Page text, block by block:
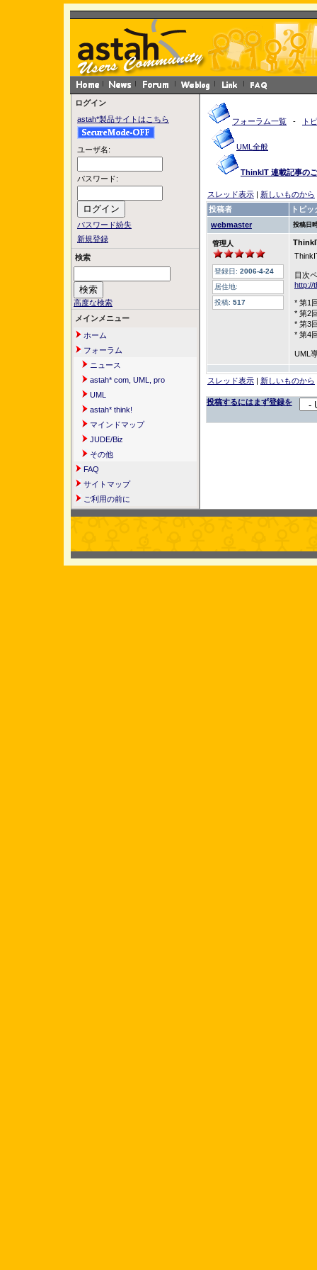
ログイン
astah*製品サイトはこちら
ユーザ名:
パスワード:
パスワード紛失
新規登録
検索
高度な検索
メインメニュー
ホーム
フォーラム
ニュース
astah* com, UML, pro
UML
astah* think!
マインドマップ
JUDE/Biz
その他
FAQ
サイトマップ
ご利用の前に
フォーラム一覧 - ト
UML全般
ThinkIT 連載記事の
スレッド表示 | 新しいものから
投稿者
トピッ
webmaster
投稿日
管理人
登録日: 2006-4-24
居住地:
投稿: 517
目次
http://
* 第1
* 第2
* 第3
* 第4
UML
スレッド表示 | 新しいものから
投稿するにはまず登録を